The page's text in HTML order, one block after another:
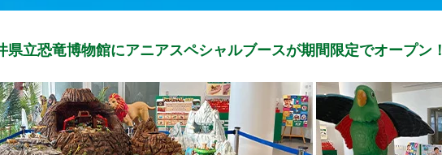
県立恐竜博物館にアニアスペシャルブースが期間限定でオープン！